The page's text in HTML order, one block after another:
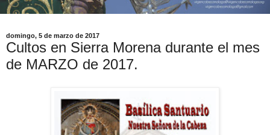
domingo, 5 de marzo de 2017
Cultos en Sierra Morena durante el mes
de MARZO de 2017.